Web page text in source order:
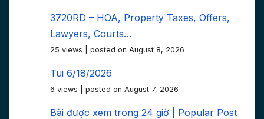
3720RD – HOA, Property Taxes, Offers,
Lawyers, Courts…
25 views posted on August 8, 2026
Tui 6/18/2026
6 views posted on August 7, 2026
Bài được xem trong 24 giờ | Popular Post